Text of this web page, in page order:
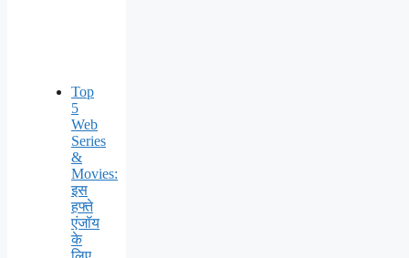
Top
5
Web
Series
&
Movies:
इस
हफ्ते
एंजॉय
के